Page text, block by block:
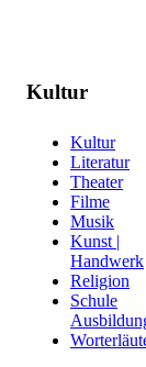
Kultur
Kultur
Literatur
Theater
Filme
Musik
Kunst |
Handwerk
Religion
Schule